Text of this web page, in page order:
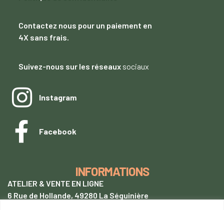
Contactez nous pour un paiement en
4X sans frais.
Suivez-nous sur les réseaux sociaux
Instagram
Facebook
INFORMATIONS
ATELIER & VENTE EN LIGNE
6 Rue de Hollande, 49280 La Séguinière